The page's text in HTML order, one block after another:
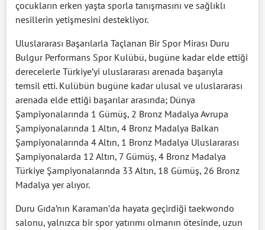
çocukların erken yaşta sporla tanışmasını ve sağlıklı
nesillerin yetişmesini destekliyor.
Uluslararası Başarılarla Taçlanan Bir Spor Mirası Duru
Bulgur Performans Spor Kulübü, bugüne kadar elde ettiği
derecelerle Türkiye’yi uluslararası arenada başarıyla
temsil etti. Kulübün bugüne kadar ulusal ve uluslararası
arenada elde ettiği başarılar arasında; Dünya
Şampiyonalarında 1 Gümüş, 2 Bronz Madalya Avrupa
Şampiyonalarında 1 Altın, 4 Bronz Madalya Balkan
Şampiyonalarında 4 Altın, 1 Bronz Madalya Uluslararası
Şampiyonalarda 12 Altın, 7 Gümüş, 4 Bronz Madalya
Türkiye Şampiyonalarında 33 Altın, 18 Gümüş, 26 Bronz
Madalya yer alıyor.
Duru Gıda’nın Karaman’da hayata geçirdiği taekwondo
salonu, yalnızca bir spor yatırımı olmanın ötesinde, uzun